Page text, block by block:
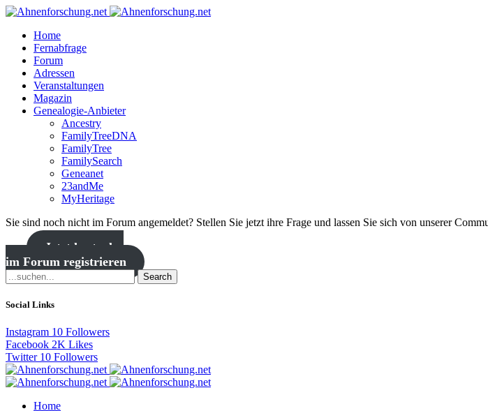
Home
Fernabfrage
Forum
Adressen
Veranstaltungen
Magazin
Genealogie-Anbieter
Ancestry
FamilyTreeDNA
FamilyTree
FamilySearch
Geneanet
23andMe
MyHeritage
Sie sind noch nicht im Forum angemeldet? Stellen Sie jetzt ihre Frage und lassen Sie sich von unserer
Jetzt kostenlos
im Forum registrieren
Search
Social Links
Instagram 10 Followers
Facebook 2K Likes
Twitter 10 Followers
Home